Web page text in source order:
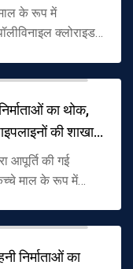
माल के रूप में
क्लोराइड
का थोक,
की शाखा
आपूर्ति की गई
माल के रूप में
निर्माताओं का